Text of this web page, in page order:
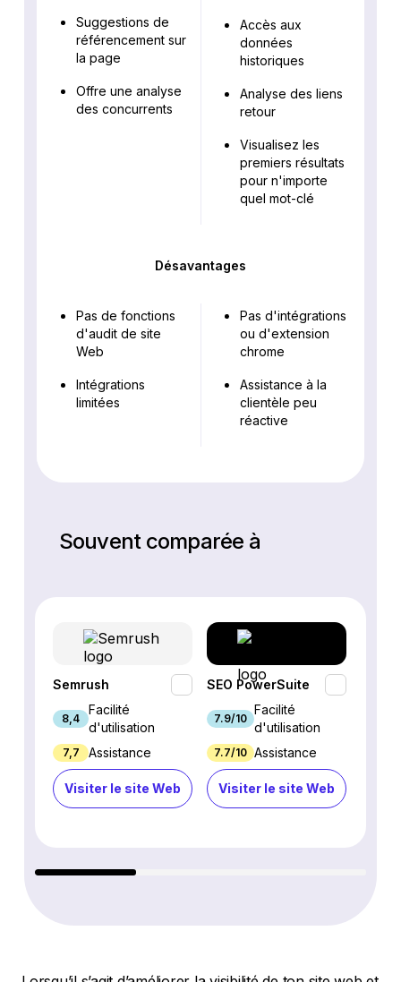
Suggestions de
référencement sur
la page
Offre une analyse
des concurrents
Accès aux
données
historiques
Analyse des liens
retour
Visualisez les
premiers résultats
pour n'importe
quel mot-clé
Désavantages
Pas de fonctions
d'audit de site
Web
Intégrations
limitées
Pas d'intégrations
ou d'extension
chrome
Assistance à la
clientèle peu
réactive
Souvent comparée à
Semrush
8,4
Facilité
d'utilisation
7,7 Assistance
Visiter le site Web
SEO PowerSuite
7.9/10
Facilité
d'utilisation
7.7/10 Assistance
Visiter le site Web